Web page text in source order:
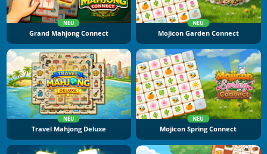
NEU
Grand Mahjong Connect
NEU
Mojicon Garden Connect
NEU
Travel Mahjong Deluxe
NEU
Mojicon Spring Connect